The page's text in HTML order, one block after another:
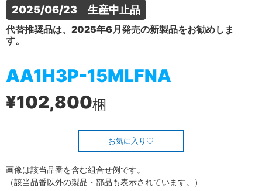
2025/06/23　生産中止品
代替推奨品は、2025年6月発売の新製品をお勧めしま
す。
AA1H3P-15MLFNA
¥102,800梱
お気に入り
画像は該当品番を含む組合せ例です。
（該当品番以外の製品・部品も表示されています。）